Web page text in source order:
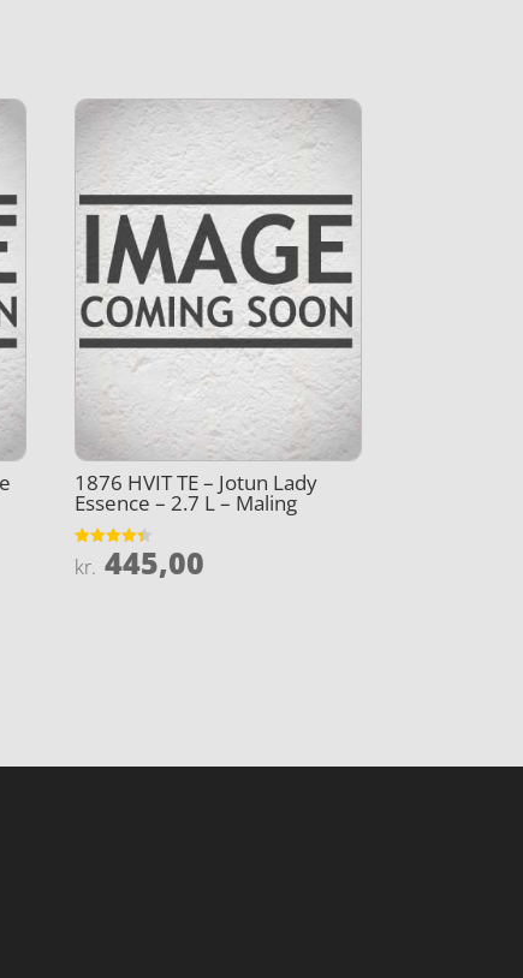
1876 HVIT TE – Jotun Lady
Essence – 2.7 L – Maling
Vurderet
4.4
kr. 445,00